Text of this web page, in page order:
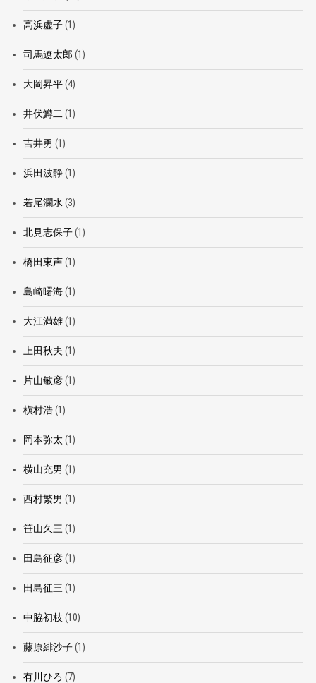
高浜虚子(1)
司馬遼太郎 (1)
大岡昇平(4)
井伏鱒二 (1)
吉井勇 (1)
浜田波静(1)
若尾瀾水 (3)
北見志保子(1)
橋田東声(1)
島崎曙海(1)
大江満雄(1)
上田秋夫 (1)
片山敏彦(1)
槇村浩(1)
岡本弥太 (1)
横山充男 (1)
西村繁男 (1)
笹山久三 (1)
田島征彦(1)
田島征三 (1)
中脇初枝 (10)
藤原緋沙子(1)
有川ひろ (7)